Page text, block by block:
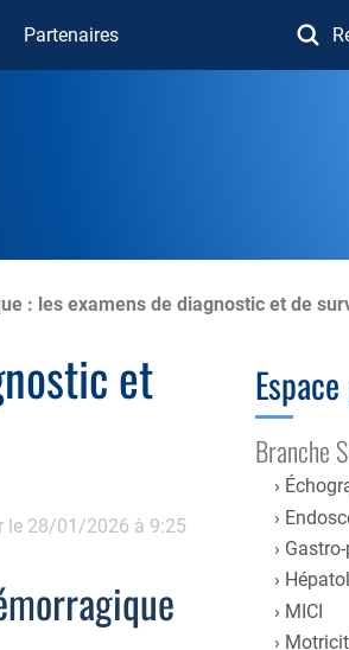
Partenaires
: les examens de diagnostic et de
et
le 28/01/2026 à 9:25
Branche
MICI